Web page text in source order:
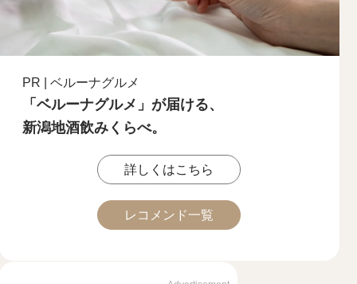
PR | ベルーナグルメ
「ベルーナグルメ」が届ける、
新潟地酒飲みくらべ。
詳しくはこちら
レコメンド一覧